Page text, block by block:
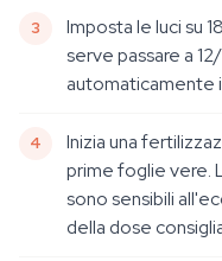
Imposta le luci su
serve passare a
automaticamente
Inizia una
prime foglie vere.
sono sensibili
della dose